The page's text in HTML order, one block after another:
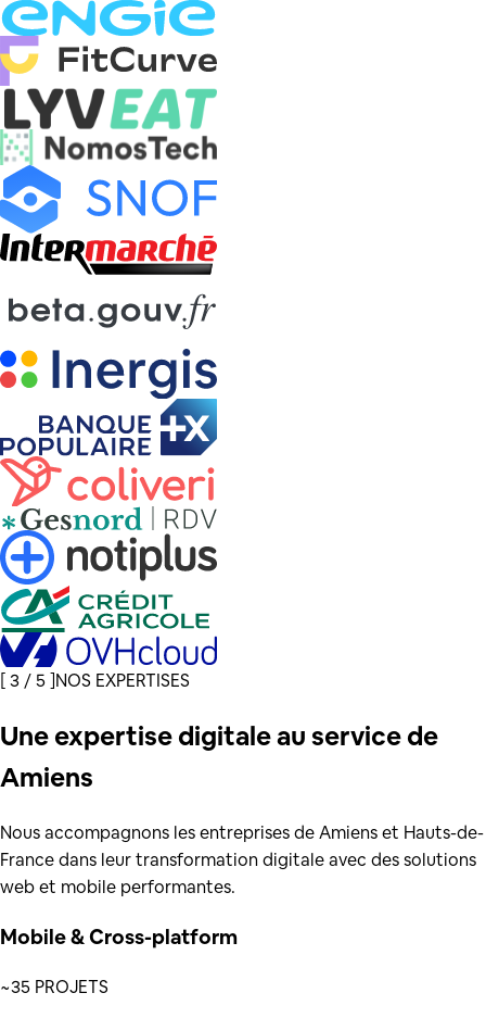
[3 / 5]NOS EXPERTISES
Une expertise digitale au service de
Amiens
Nous accompagnons les entreprises de Amiens et Hauts-de-
France dans leur transformation digitale avec des solutions
web et mobile performantes.
Mobile & Cross-platform
~35 PROJETS